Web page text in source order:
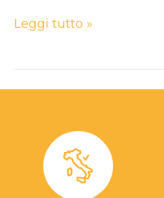
Leggi tutto »